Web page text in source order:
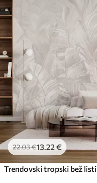
22.03€13 .22 €
Trendovski tropski bež listi